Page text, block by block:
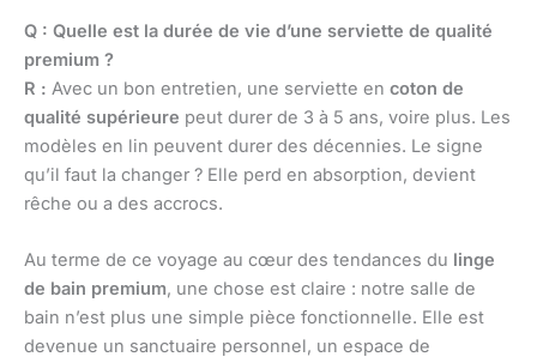
Q : Quelle est la durée de vie d’une serviette de qualité
premium ?
R : Avec un bon entretien, une serviette en coton de
qualité supérieure peut durer de 3 à 5 ans, voire plus. Les
modèles en lin peuvent durer des décennies. Le signe
qu’il faut la changer ? Elle perd en absorption, devient
rêche ou a des accrocs.
Au terme de ce voyage au cœur des tendances du linge
de bain premium, une chose est claire : notre salle de
bain n’est plus une simple pièce fonctionnelle. Elle est
devenue un sanctuaire personnel, un espace de